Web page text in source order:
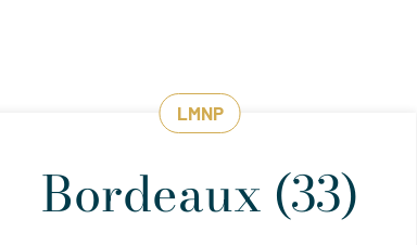
LMNP
Bordeaux (33)